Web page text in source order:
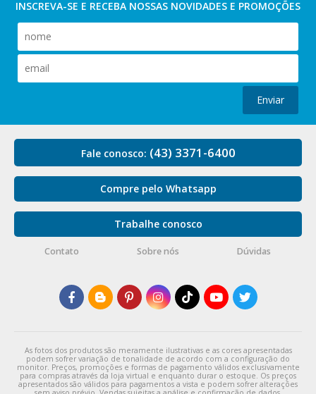
INSCREVA-SE E RECEBA NOSSAS NOVIDADES E PROMOÇÕES
Enviar
Fale conosco: (43) 3371-6400
Compre pelo Whatsapp
Trabalhe conosco
Contato Sobre nós Dúvidas
As fotos dos produtos são meramente ilustrativas e as cores apresentadas
podem sofrer variação de tonalidade de acordo com a configuração do
monitor. Preços, promoções e formas de pagamento válidos exclusivamente
para compras através da loja virtual e enquanto durar o estoque. Os preços
apresentados são válidos para pagamentos a vista e podem sofrer alterações